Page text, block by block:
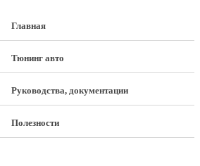
Главная
Тюнинг авто
Руководства, документации
Полезности